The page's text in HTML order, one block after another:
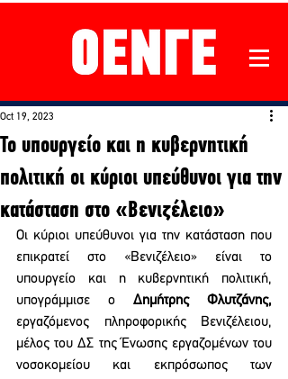
Το υπουργείο και η κυβερνητική
πολιτική οι κύριοι υπεύθυνοι για την
κατάσταση στο «Βενιζέλειο»
Oct 19, 2023
Οι κύριοι υπεύθυνοι για την κατάσταση που
επικρατεί στο «Βενιζέλειο» είναι το
υπουργείο και η κυβερνητική πολιτική,
υπογράμμισε ο
εργαζόμενος πληροφορικής Βενιζέλειου,
μέλος του ΔΣ της Ένωσης εργαζομένων του
νοσοκομείου και εκπρόσωπος των